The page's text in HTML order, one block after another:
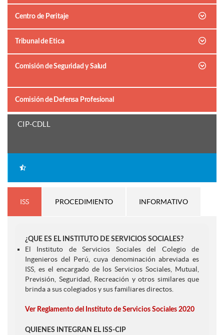
Centro de Peritaje
Tribunal de Etica
Comisión de Seguridad y Salud
Comisión de Defensa Profesional
CIP-CDLL
ISS PROCEDIMIENTO INFORMATIVO
¿QUE ES EL INSTITUTO DE SERVICIOS SOCIALES?
El Instituto de Servicios Sociales del Colegio de
Ingenieros del Perú, cuya denominación abreviada es
ISS, es el encargado de los Servicios Sociales, Mutual,
Previsión, Seguridad, Recreación y otros similares que
brinda a sus colegiados y sus familiares directos.
Ver Reglamento del Instituto de Servicios Sociales 2020
QUIENES INTEGRAN EL ISS-CIP